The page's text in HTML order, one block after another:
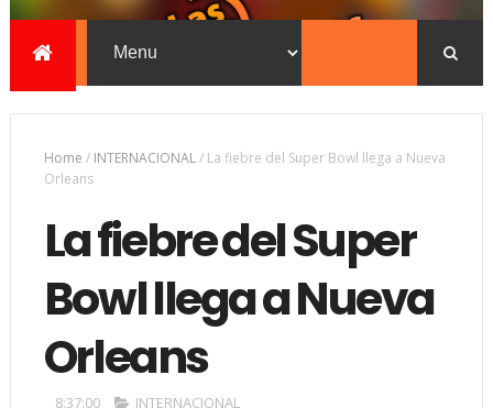
Home / INTERNACIONAL/ La fiebre del Super Bowl llega a Nueva
Orleans
La fiebre del Super
Bowl llega a Nueva
Orleans
8:37:00 INTERNACIONAL